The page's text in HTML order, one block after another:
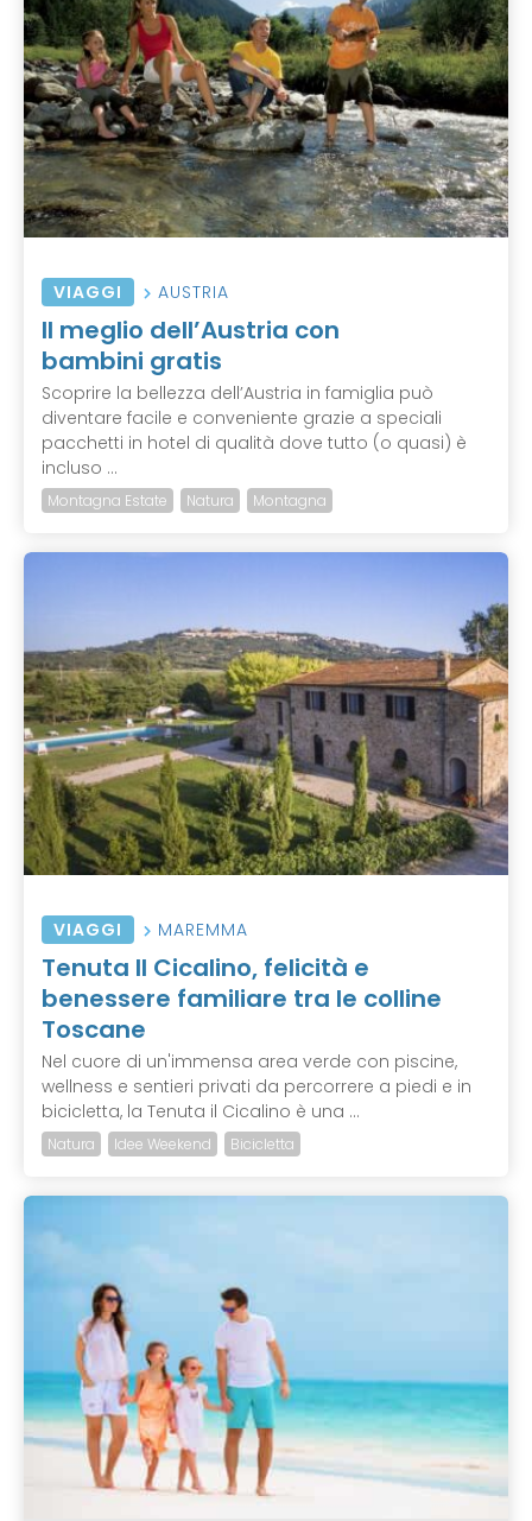
VIAGGI AUSTRIA
Il meglio dell’Austria con
bambini gratis
Scoprire la bellezza dell’Austria in famiglia può
diventare facile e conveniente grazie a speciali
pacchetti in hotel di qualità dove tutto (o quasi) è
incluso ...
Montagna Estate Natura Montagna
VIAGGI MAREMMA
Tenuta Il Cicalino, felicità e
benessere familiare tra le colline
Toscane
Nel cuore di un'immensa area verde con piscine,
wellness e sentieri privati da percorrere a piedi e in
bicicletta, la Tenuta il Cicalino è una ...
Natura Idee Weekend Bicicletta